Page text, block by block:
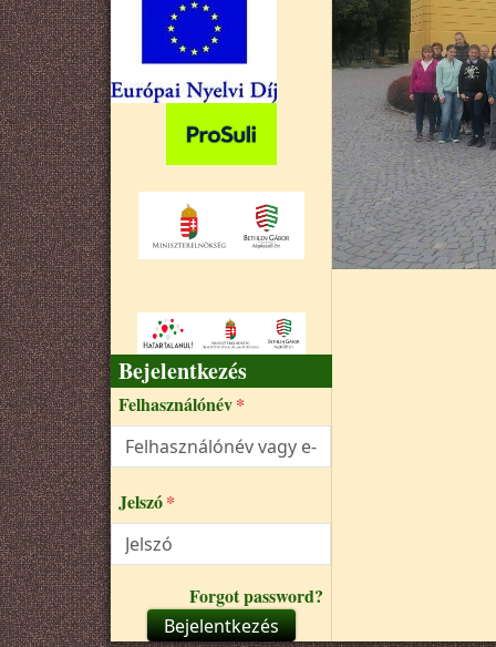
Bejelentkezés
Felhasználónév
Jelszó
Forgot password?
Bejelentkezés